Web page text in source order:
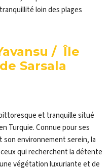
loin des plages
/ Île
Sarsala
et tranquille situé
Turquie. Connue pour ses
environnement serein, la
qui recherchent la détente
végétation luxuriante et de